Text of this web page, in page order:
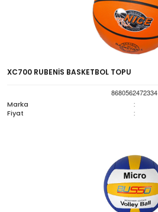
XC700 RUBENİS BASKETBOL TOPU
8680562472334
Marka
:
Fiyat :